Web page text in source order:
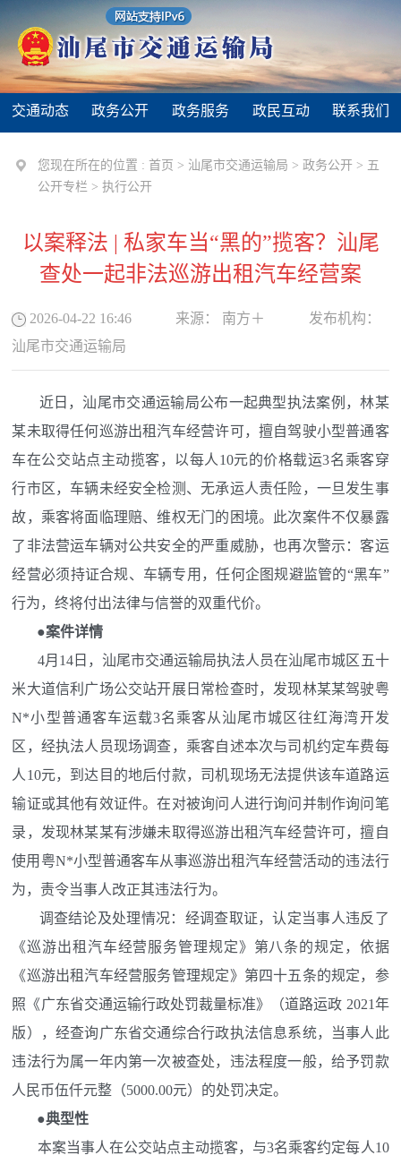
交通动态 政务公开 政务服务 政民互动 联系我们
您现在所在的位置 : 首页 > 汕尾市交通运输局 >政务公开 > 五
公开专栏 >执行公开
以案释法 | 私家车当“黑的”揽客？汕尾
查处一起非法巡游出租汽车经营案
2026-04-22 16:46 来源： 南方＋
发布机构：
汕尾市交通运输局
近日，汕尾市交通运输局公布一起典型执法案例，林某
某未取得任何巡游出租汽车经营许可，擅自驾驶小型普通客
车在公交站点主动揽客，以每人10元的价格载运3名乘客穿
行市区，车辆未经安全检测、无承运人责任险，一旦发生事
故，乘客将面临理赔、维权无门的困境。此次案件不仅暴露
了非法营运车辆对公共安全的严重威胁，也再次警示：客运
经营必须持证合规、车辆专用，任何企图规避监管的“黑车”
行为，终将付出法律与信誉的双重代价。
●案件详情
4月14日，汕尾市交通运输局执法人员在汕尾市城区五十
米大道信利广场公交站开展日常检查时，发现林某某驾驶粤
N*小型普通客车运载3名乘客从汕尾市城区往红海湾开发
区，经执法人员现场调查，乘客自述本次与司机约定车费每
人10元，到达目的地后付款，司机现场无法提供该车道路运
输证或其他有效证件。在对被询问人进行询问并制作询问笔
录，发现林某某有涉嫌未取得巡游出租汽车经营许可，擅自
使用粤N*小型普通客车从事巡游出租汽车经营活动的违法行
为，责令当事人改正其违法行为。
调查结论及处理情况：经调查取证，认定当事人违反了
《巡游出租汽车经营服务管理规定》第八条的规定，依据
《巡游出租汽车经营服务管理规定》第四十五条的规定，参
照《广东省交通运输行政处罚裁量标准》（道路运政 2021年
版），经查询广东省交通综合行政执法信息系统，当事人此
违法行为属一年内第一次被查处，违法程度一般，给予罚款
人民币伍仟元整（5000.00元）的处罚决定。
●典型性
本案当事人在公交站点主动揽客，与3名乘客约定每人10